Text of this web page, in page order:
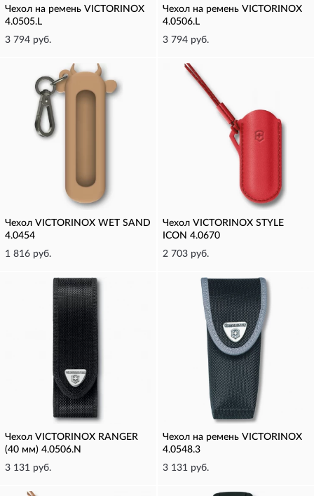
Чехол на ремень VICTORINOX
4.0505.L
3 794 руб.
Чехол на ремень VICTORINOX
4.0506.L
3 794 руб.
Чехол VICTORINOX WET SAND
4.0454
1 816 руб.
Чехол VICTORINOX STYLE
ICON 4.0670
2 703 руб.
Чехол VICTORINOX RANGER
(40 мм) 4.0506.N
3 131 руб.
Чехол на ремень VICTORINOX
4.0548.3
3 131 руб.